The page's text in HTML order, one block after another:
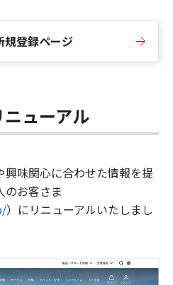
登録ページ
ューアル
味関心に合わせた情報を提
のお客さま
）にリニューアルいたしまし